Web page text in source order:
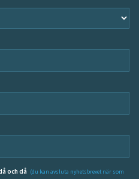
och då (du kan avsluta nyhetsbrevet när som